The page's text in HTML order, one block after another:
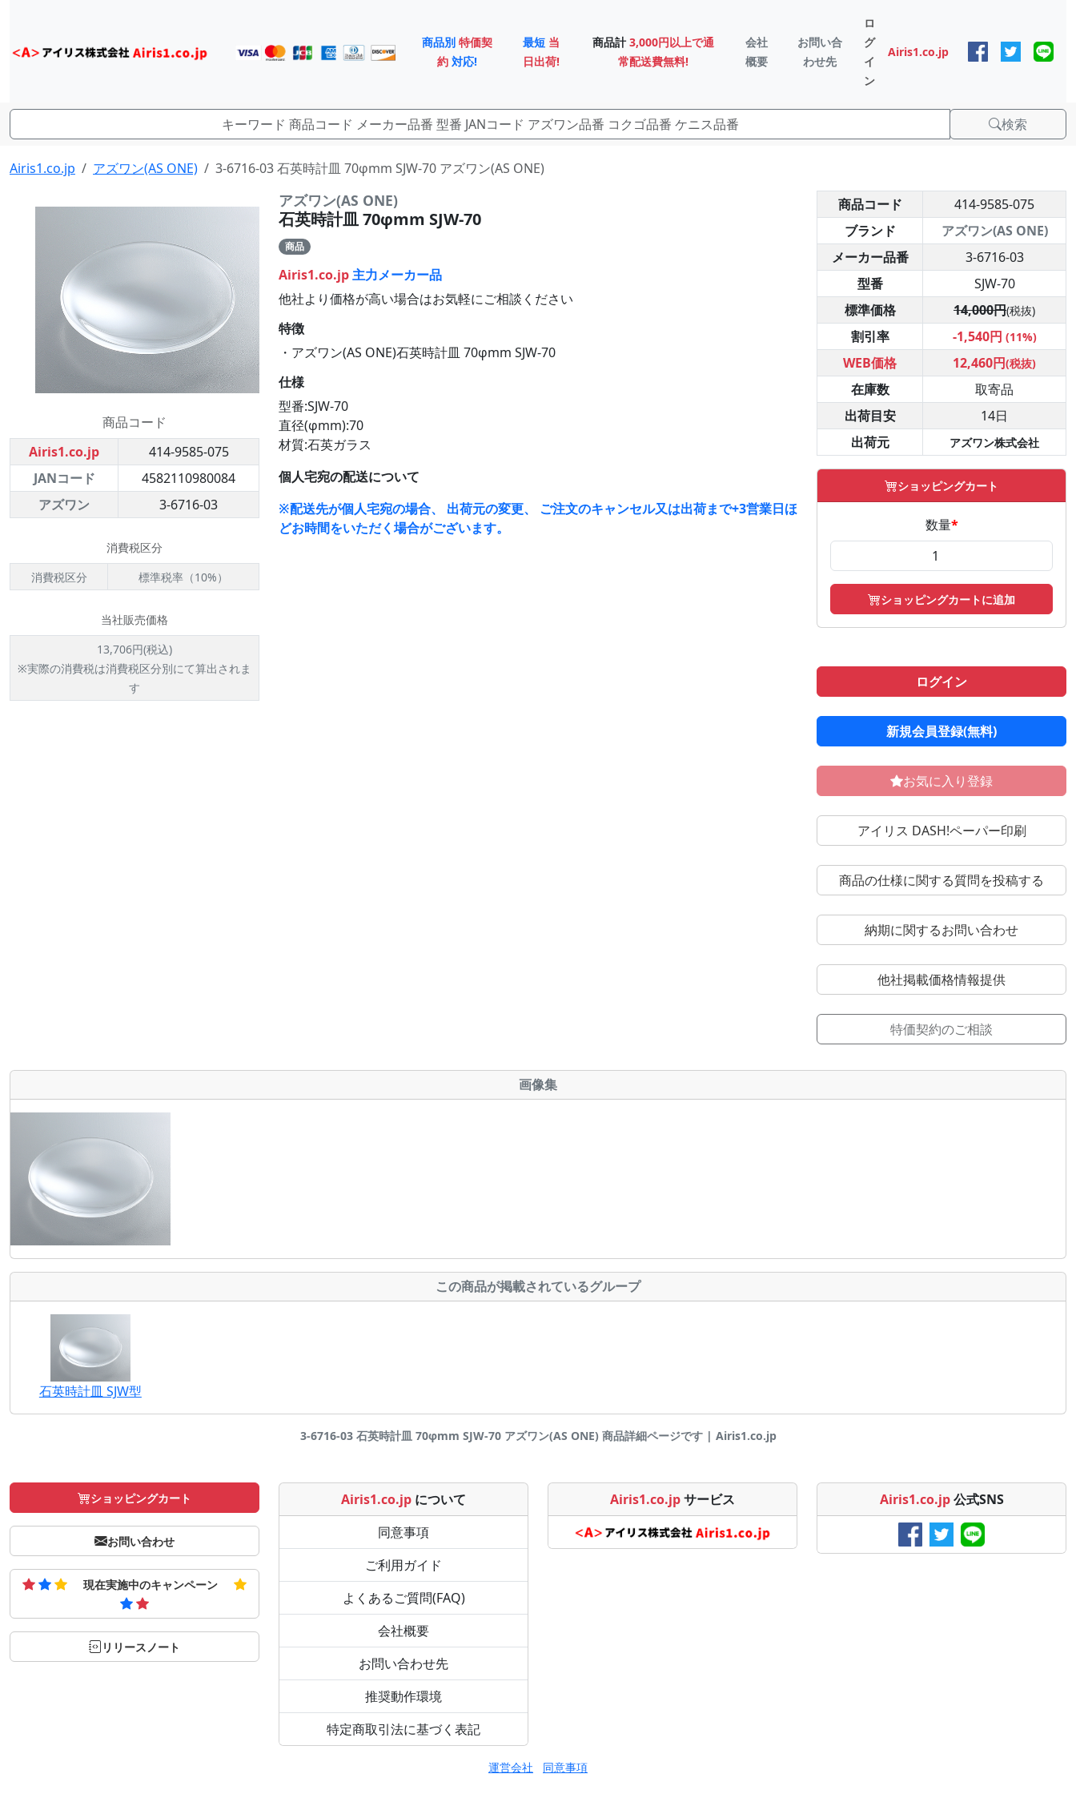
商品別 特価契
約 対応!
最短 当
日出荷!
商品計 3,000円以上で通
常配送費無料!
会社
概要
お問い合
わせ先
ロ
グ
イ
ン
Airis1.co.jp
検索
Airis1.co.jp アズワン(AS ONE) 3-6716-03 石英時計皿 70φmm SJW-70 アズワン(AS ONE)
商品コード
Airis1.co.jp
414-9585-075
JANコード
4582110980084
アズワン
3-6716-03
消費税区分
消費税区分
標準税率（10%）
当社販売価格
13,706円(税込)
※実際の消費税は消費税区分別にて算出されま
す
アズワン(AS ONE)
石英時計皿 70φmm SJW-70
商品
Airis1.co.jp主力メーカー品
他社より価格が高い場合はお気軽にご相談ください
特徴
・アズワン(AS ONE)石英時計皿 70φmm SJW-70
仕様
型番:SJW-70
直径(φmm):70
材質:石英ガラス
個人宅宛の配送について
※配送先が個人宅宛の場合、 出荷元の変更、 ご注文のキャンセル又は出荷まで+3営業日ほ
どお時間をいただく場合がございます。
商品コード
414-9585-075
ブランド
アズワン(AS ONE)
メーカー品番
3-6716-03
型番
SJW-70
標準価格
14,000円(税抜)
割引率 -1,540円 (11%)
WEB価格 12,460円(税抜)
在庫数
取寄品
出荷目安
14日
出荷元
アズワン株式会社
ショッピングカート
数量*
ショッピングカートに追加
ログイン
新規会員登録(無料)
お気に入り登録
アイリス DASH!ペーパー印刷
商品の仕様に関する質問を投稿する
納期に関するお問い合わせ
他社掲載価格情報提供
特価契約のご相談
画像集
この商品が掲載されているグループ
石英時計皿 SJW型
3-6716-03 石英時計皿 70φmm SJW-70 アズワン(AS ONE) 商品詳細ページです | Airis1.co.jp
ショッピングカート
お問い合わせ
現在実施中のキャンペーン
リリースノート
Airis1.co.jp について
同意事項
ご利用ガイド
よくあるご質問(FAQ)
会社概要
お問い合わせ先
推奨動作環境
特定商取引法に基づく表記
Airis1.co.jpサービス Airis1.co.jp 公式SNS
運営会社 同意事項